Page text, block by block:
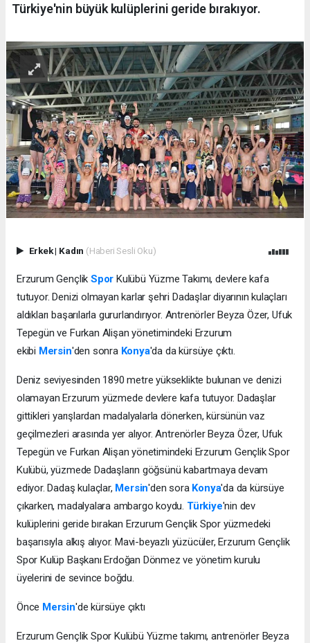
Türkiye'nin büyük kulüplerini geride bırakıyor.
Erkek| Kadın (Haberi Sesli Oku)
Erzurum Gençlik Spor Kulübü Yüzme Takımı, devlere kafa
tutuyor. Denizi olmayan karlar şehri Dadaşlar diyarının kulaçları
aldıkları başarılarla gururlandırıyor. Antrenörler Beyza Özer, Ufuk
Tepegün ve Furkan Alişan yönetimindeki Erzurum
ekibi Mersin'den sonra Konya'da da kürsüye çıktı.
Deniz seviyesinden 1890 metre yükseklikte bulunan ve denizi
olamayan Erzurum yüzmede devlere kafa tutuyor. Dadaşlar
gittikleri yarışlardan madalyalarla dönerken, kürsünün vaz
geçilmezleri arasında yer alıyor. Antrenörler Beyza Özer, Ufuk
Tepegün ve Furkan Alişan yönetimindeki Erzurum Gençlik Spor
Kulübü, yüzmede Dadaşların göğsünü kabartmaya devam
ediyor. Dadaş kulaçlar, Mersin'den sora Konya'da da kürsüye
çıkarken, madalyalara ambargo koydu. Türkiye'nin dev
kulüplerini geride bırakan Erzurum Gençlik Spor yüzmedeki
başarısıyla alkış alıyor. Mavi-beyazlı yüzücüler, Erzurum Gençlik
Spor Kulüp Başkanı Erdoğan Dönmez ve yönetim kurulu
üyelerini de sevince boğdu.
Önce Mersin'de kürsüye çıktı
Erzurum Gençlik Spor Kulübü Yüzme takımı, antrenörler Beyza